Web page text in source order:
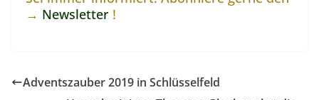
→ Newsletter !
Adventszauber 2019 in Schlüsselfeld